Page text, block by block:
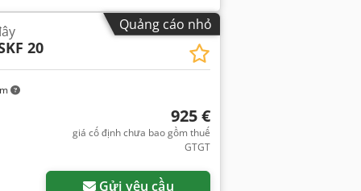
Quảng cáo nhỏ
20
925 €
giá cố định chưa bao gồm thuế
GTGT
Gửi yêu cầu